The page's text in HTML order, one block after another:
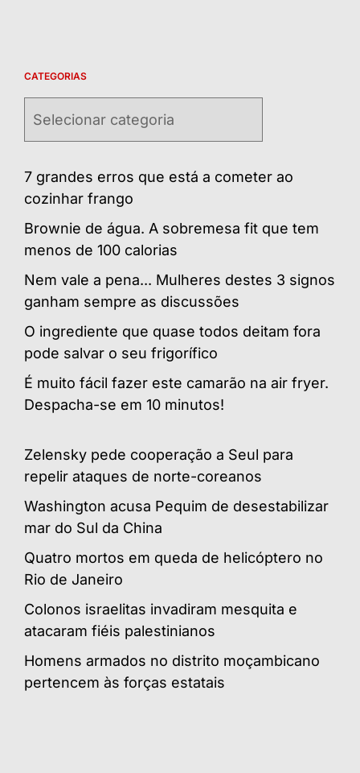
CATEGORIAS
7 grandes erros que está a cometer ao
cozinhar frango
Brownie de água. A sobremesa fit que tem
menos de 100 calorias
Nem vale a pena... Mulheres destes 3 signos
ganham sempre as discussões
O ingrediente que quase todos deitam fora
pode salvar o seu frigorífico
É muito fácil fazer este camarão na air fryer.
Despacha-se em 10 minutos!
Zelensky pede cooperação a Seul para
repelir ataques de norte-coreanos
Washington acusa Pequim de desestabilizar
mar do Sul da China
Quatro mortos em queda de helicóptero no
Rio de Janeiro
Colonos israelitas invadiram mesquita e
atacaram fiéis palestinianos
Homens armados no distrito moçambicano
pertencem às forças estatais